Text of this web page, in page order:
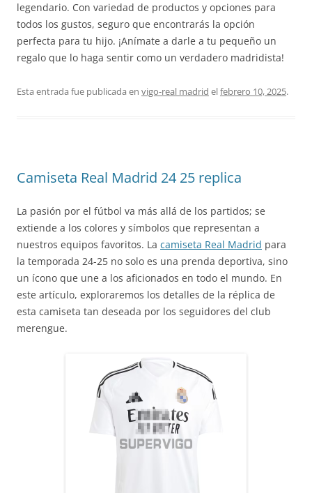
legendario. Con variedad de productos y opciones para
todos los gustos, seguro que encontrarás la opción
perfecta para tu hijo. ¡Anímate a darle a tu pequeño un
regalo que lo haga sentir como un verdadero madridista!
Esta entrada fue publicada en vigo-real madrid elfebrero 10, 2025.
Camiseta Real Madrid 24 25 replica
La pasión por el fútbol va más allá de los partidos; se
extiende a los colores y símbolos que representan a
nuestros equipos favoritos. La camiseta Real Madrid para
la temporada 24-25 no solo es una prenda deportiva, sino
un ícono que une a los aficionados en todo el mundo. En
este artículo, exploraremos los detalles de la réplica de
esta camiseta tan deseada por los seguidores del club
merengue.